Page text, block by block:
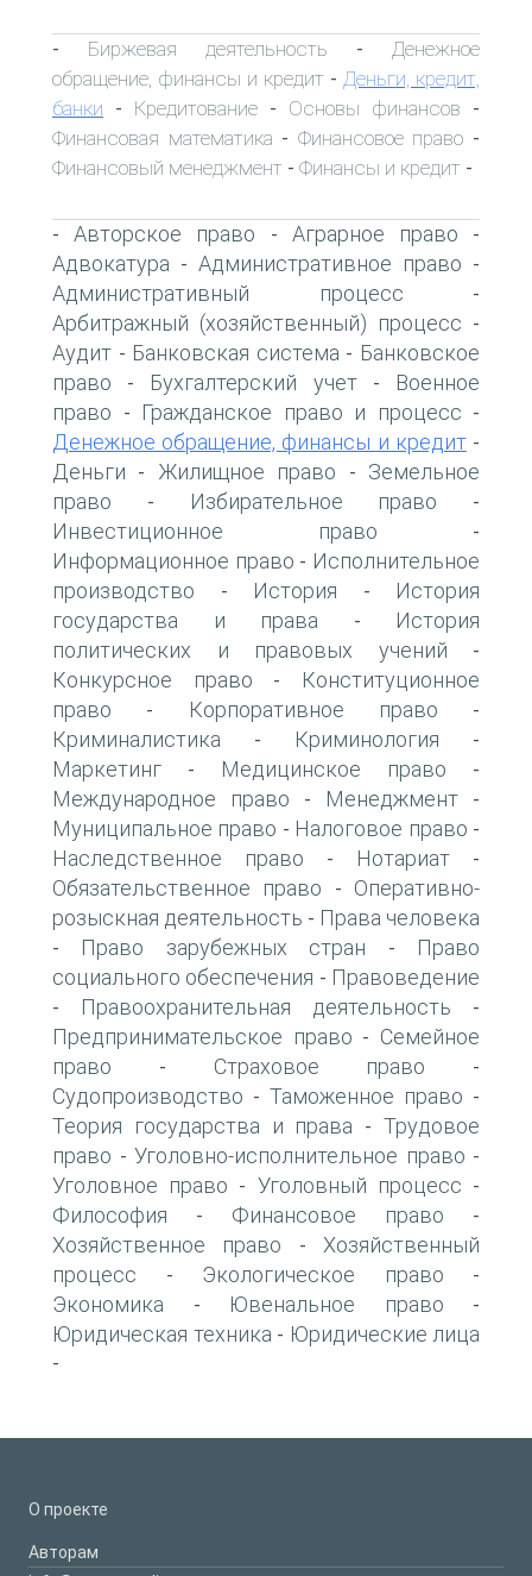
- Биржевая деятельность - Денежное
обращение, финансы и кредит - Деньги, кредит,
банки - Кредитование - Основы финансов -
Финансовая математика - Финансовое право -
Финансовый менеджмент - Финансы и кредит -
-Авторское право - Аграрное право -
Адвокатура - Административное право -
Административный процесс -
Арбитражный (хозяйственный) процесс -
Аудит - Банковская система - Банковское
право - Бухгалтерский учет-
Военное
право - Гражданское право и процесс -
Денежное обращение, финансы и кредит-
Деньги - Жилищное право - Земельное
право - Избирательное право -
Инвестиционное право -
Информационное право - Исполнительное
производство - История -
История
государства и права -
История
политических и правовых учений -
Конкурсное право -
Конституционное
право - Корпоративное право -
Криминалистика - Криминология -
Маркетинг - Медицинское право -
Международное право - Менеджмент -
Муниципальное право - Налоговое право -
Наследственное право - Нотариат -
Обязательственное право - Оперативно-
розыскная деятельность - Права человека
- Право зарубежных стран -
Право
социального обеспечения - Правоведение
- Правоохранительная деятельность -
Предпринимательское право - Семейное
право - Страховое право -
Судопроизводство - Таможенное право -
Теория государства и права - Трудовое
право - Уголовно-исполнительное право -
Уголовное право - Уголовный процесс -
Философия - Финансовое право -
Хозяйственное право -Хозяйственный
процесс - Экологическое право -
Экономика - Ювенальное право -
Юридическая техника - Юридические лица
-
О проекте
Авторам